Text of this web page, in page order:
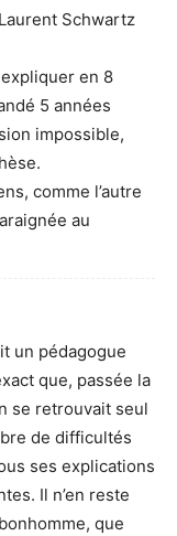
Schwartz
en 8
5 années
impossible,
comme l’autre
au
un pédagogue
que, passée la
se retrouvait seul
de difficultés
ses explications
Il n’en reste
que